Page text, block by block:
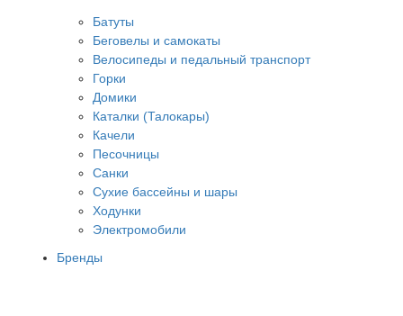
Батуты
Беговелы и самокаты
Велосипеды и педальный транспорт
Горки
Домики
Каталки (Талокары)
Качели
Песочницы
Санки
Сухие бассейны и шары
Ходунки
Электромобили
Бренды